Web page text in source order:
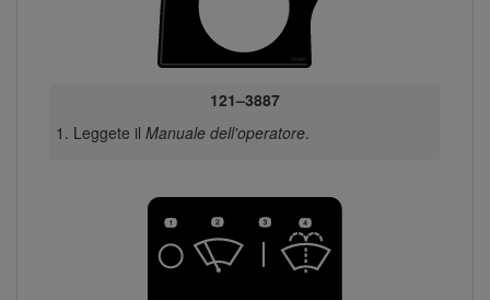
121–3887
Leggete il Manuale dell'operatore.